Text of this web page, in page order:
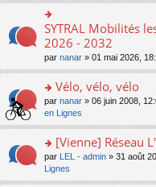
e
nt
s
ré
c
e
lu
le
pl
u
s
ré
c
e
nt
g
n
o
n
lu
pl
u
s
ré
c
e
nt
m
e
s
s
g
n
o
n
lu
pl
u
s
ult
er
le
m
e
s
s
g
o
n
lu
le
o
n
ult
er
le
m
e
s
a
g
e
n
SYTRAL Mobilités
2026 - 2032
par nanar » 01 mai 2026,
o
n
s
er
le
m
Vélo, vélo, vélo
par nanar » 06 juin 2008,
en Lignes
o
s
[Vienne] Réseau
par LEL - admin » 31 août
Lignes